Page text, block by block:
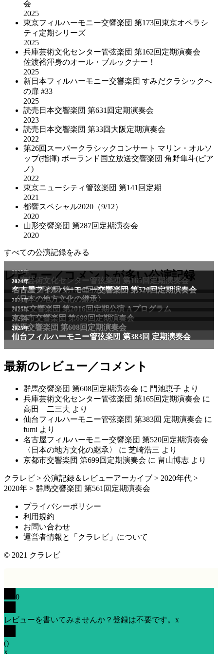
会
2025
東京フィルハーモニー交響楽団 第173回東京オペラシ
ティ定期シリーズ
2025
兵庫芸術文化センター管弦楽団 第162回定期演奏会
佐渡裕渾身のオール・ブルックナー！
2025
新日本フィルハーモニー交響楽団 すみだクラシックへ
の扉 #33
2025
読売日本交響楽団 第631回定期演奏会
2023
読売日本交響楽団 第33回大阪定期演奏会
2022
第26回スーパークラシックコンサート マリン・オルソ
ップ(指揮) ポーランド国立放送交響楽団 角野隼斗(ピア
ノ)
2022
東京ニューシティ管弦楽団 第141回定期
2021
都響スペシャル2020（9/12）
2020
山形交響楽団 第287回定期演奏会
2020
すべての公演記録をみる
レビュー／コメントが多い公演記録
2025年
兵庫芸術文化センター管弦楽団 第165回定期演奏会
2011年
NHK交響楽団 第1706回定期公演Aプログラム
2024年
名古屋フィルハーモニー交響楽団 第520回定期演奏会
〈日本の地方文化の継承〉
2024年
NHK交響楽団 第2016回定期公演 Aプログラム
2025年
京都市交響楽団 第699回定期演奏会
2025年
群馬交響楽団 第608回定期演奏会
2025年
仙台フィルハーモニー管弦楽団 第383回 定期演奏会
最新のレビュー／コメント
群馬交響楽団 第608回定期演奏会 に 門池恵子 より
兵庫芸術文化センター管弦楽団 第165回定期演奏会 に
高田 二三夫 より
仙台フィルハーモニー管弦楽団 第383回 定期演奏会 に
fumi より
名古屋フィルハーモニー交響楽団 第520回定期演奏会
〈日本の地方文化の継承〉
に 芝崎浩三 より
京都市交響楽団 第699回定期演奏会 に 畠山博志 より
クラレビ > 公演記録＆レビューアーカイブ > 2020年代 >
2020年 > 群馬交響楽団 第561回定期演奏会
プライバシーポリシー
利用規約
お問い合わせ
運営者情報と「クラレビ」について
© 2021 クラレビ
0
レビューを書いてみませんか？登録は不要です。 x
()
x